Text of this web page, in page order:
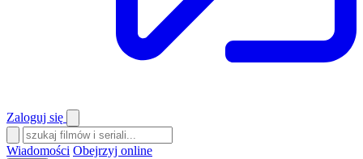
Zaloguj się
Wiadomości Obejrzyj online